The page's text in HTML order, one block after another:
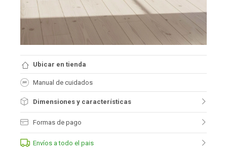
Ubicar en tienda
Manual de cuidados
Dimensiones y características
Formas de pago
Envíos a todo el pais